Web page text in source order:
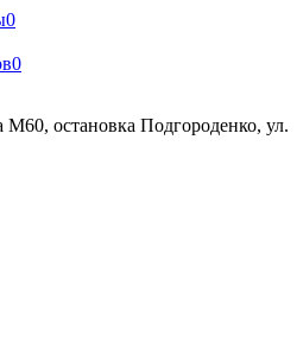
0
0
М60, остановка Подгороденко, ул.